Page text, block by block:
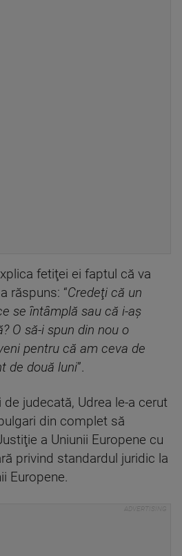
fetiţei ei faptul că va
răspuns: “Credeţi că un
se întâmplă sau că i-aş
O să-i spun din nou o
pentru că am ceva de
de două luni”.
judecată, Udrea le-a cerut
din complet să
a Uniunii Europene cu
privind standardul juridic la
Europene.